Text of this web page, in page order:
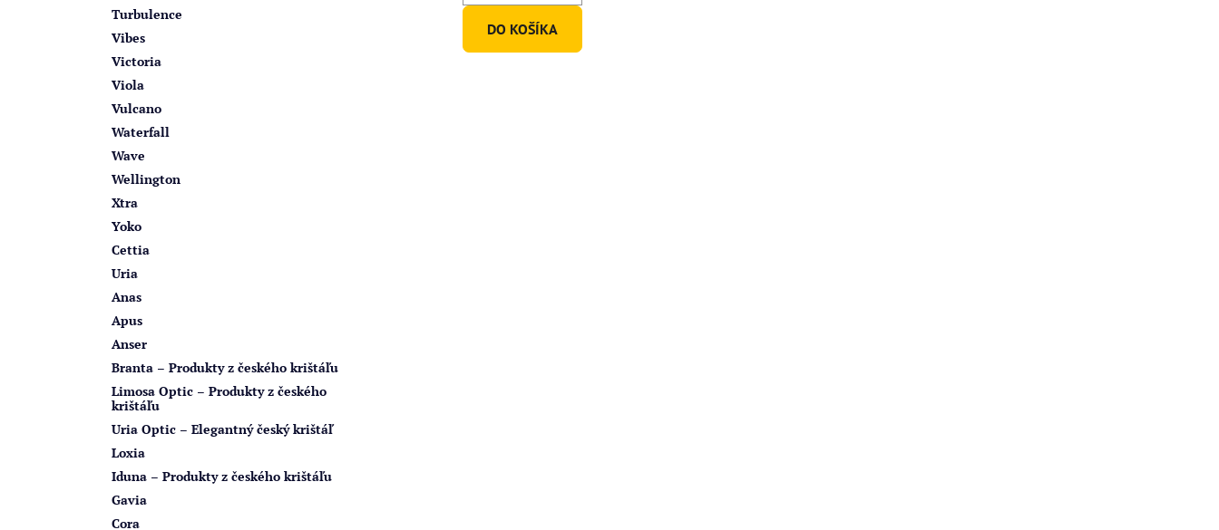
Turbulence
Vibes
Victoria
Viola
Vulcano
Waterfall
Wave
Wellington
Xtra
Yoko
Cettia
Uria
Anas
Apus
Anser
Branta – Produkty z českého krištáľu
Limosa Optic – Produkty z českého
krištáľu
Uria Optic – Elegantný český krištáľ
Loxia
Iduna – Produkty z českého krištáľu
Gavia
Cora
DO KOŠÍKA